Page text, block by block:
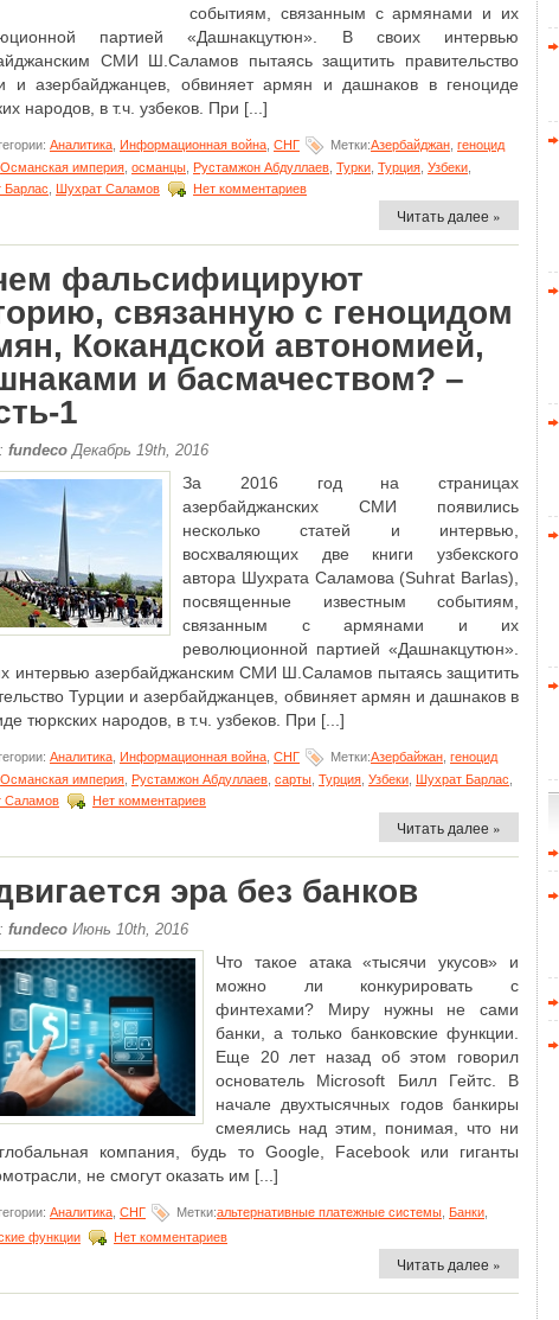
событиям, связанным с армянами и их
партией «Дашнакцутюн». В своих интервью
СМИ Ш.Саламов пытаясь защитить правительство
и азербайджанцев, обвиняет армян и дашнаков в геноциде
народов, в т.ч. узбеков. При [...]
Аналитика Информационная война СНГ Метки:Азербайджан геноцид
Османская империя османцы Рустамжон Абдуллаев Турки Турция Узбеки
Барлас
Шухрат Саламов Нет комментариев
Читать далее »
фальсифицируют
связанную с геноцидом
Кокандской автономией,
и басмачеством? –
1
fundeco Декабрь 19th, 2016
За 2016 год на страницах
азербайджанских СМИ появились
несколько статей и интервью,
восхваляющих две книги узбекского
автора Шухрата Саламова (Suhrat Barlas),
посвященные известным событиям,
связанным с армянами и их
революционной партией «Дашнакцутюн».
интервью азербайджанским СМИ Ш.Саламов пытаясь защитить
Турции и азербайджанцев, обвиняет армян и дашнаков в
тюркских народов, в т.ч. узбеков. При [...]
Аналитика Информационная война СНГ Метки:Азербайжан геноцид
Османская империя Рустамжон Абдуллаев сарты Турция Узбеки Шухрат Барлас
Саламов
Нет комментариев
Читать далее »
эра без банков
fundeco Июнь 10th, 2016
Что такое атака «тысячи укусов» и
можно ли конкурировать с
финтехами? Миру нужны не сами
банки, а только банковские функции.
Еще 20 лет назад об этом говорил
основатель Microsoft Билл Гейтс. В
начале двухтысячных годов банкиры
смеялись над этим, понимая, что ни
компания, будь то Google, Facebook или гиганты
не смогут оказать им [...]
Аналитика СНГ Метки:альтернативные платежные системы Банки
функции
Нет комментариев
Читать далее »